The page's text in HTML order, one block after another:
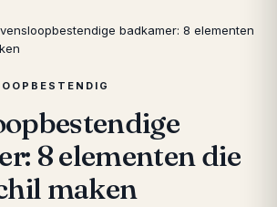
badkamer: 8 elementen
8 elementen die
maken